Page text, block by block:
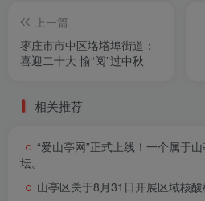
上一篇
枣庄市市中区垎塔埠街道：
喜迎二十大 愉“阅”过中秋
相关推荐
“爱山亭网”正式上线！一个属于
坛。
山亭区关于8月31日开展区域核